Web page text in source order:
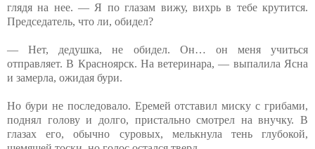
глядя на нее. — Я по глазам вижу, вихрь в тебе крутится.
Председатель, что ли, обидел?
— Нет, дедушка, не обидел. Он… он меня учиться
отправляет. В Красноярск. На ветеринара, — выпалила Ясна
и замерла, ожидая бури.
Но бури не последовало. Еремей отставил миску с грибами,
поднял голову и долго, пристально смотрел на внучку. В
глазах его, обычно суровых, мелькнула тень глубокой,